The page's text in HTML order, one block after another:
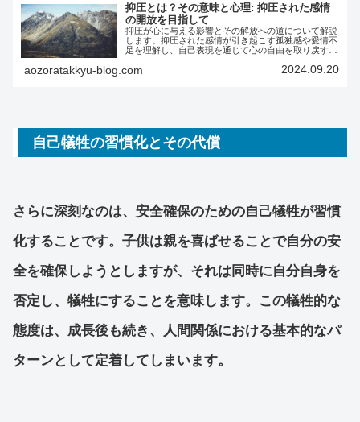
抑圧とは？その意味と心理: 抑圧された感情
の開放を目指して
抑圧が心に与える影響とその解放への道について解説
します。抑圧された感情が引き起こす孤独感や愛情不
足を理解し、自己表現を通じて心の自由を取り戻す方
めのヒントを提供します。
aozoratakkyu-blog.com 2024.09.20
自己犠牲の習慣化とその代償
さらに深刻なのは、安全確保のための自己犠牲が習慣
化することです。子供は親を喜ばせることで自分の安
全を確保しようとしますが、それは同時に自分自身を
否定し、犠牲にすることを意味します。この犠牲的な
態度は、成長後も続き、人間関係における基本的なパ
ターンとして定着してしまいます。